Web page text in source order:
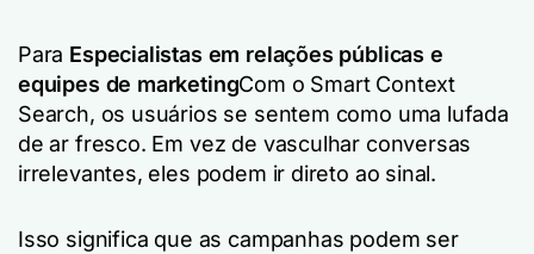
Para Especialistas em relações públicas e
equipes de marketingCom o Smart Context
Search, os usuários se sentem como uma lufada
de ar fresco. Em vez de vasculhar conversas
irrelevantes, eles podem ir direto ao sinal.
Isso significa que as campanhas podem ser